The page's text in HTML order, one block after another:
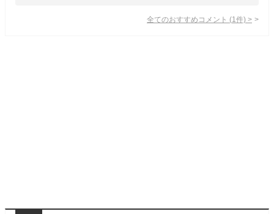
全てのおすすめコメント (1 件) >